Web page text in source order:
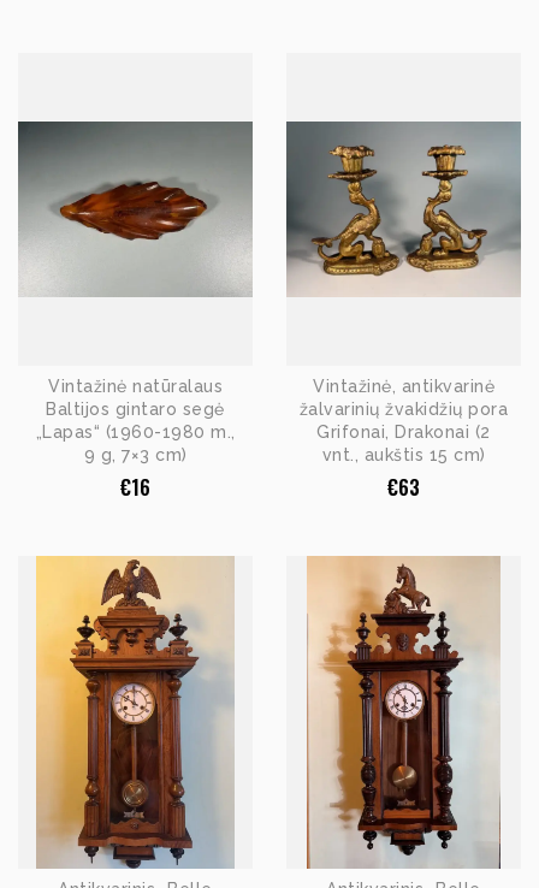
Vintažinė natūralaus
Baltijos gintaro segė
„Lapas“ (1960-1980 m.,
9 g, 7×3 cm)
€16
Vintažinė, antikvarinė
žalvarinių žvakidžių pora
Grifonai, Drakonai (2
vnt., aukštis 15 cm)
€63